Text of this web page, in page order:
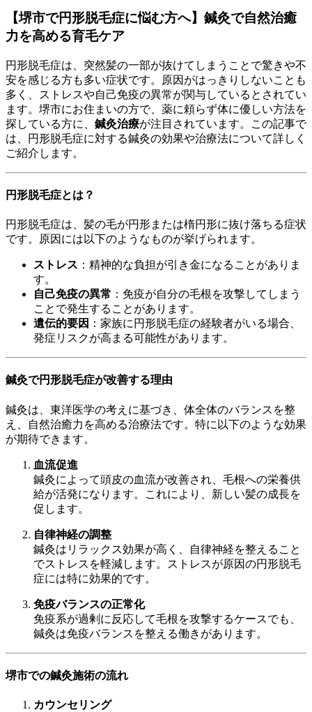
【堺市で円形脱毛症に悩む方へ】鍼灸で自然治癒
力を高める育毛ケア
円形脱毛症は、突然髪の一部が抜けてしまうことで驚きや不
安を感じる方も多い症状です。原因がはっきりしないことも
多く、ストレスや自己免疫の異常が関与しているとされてい
ます。堺市にお住まいの方で、薬に頼らず体に優しい方法を
探している方に、 鍼灸治療が注目されています。この記事で
は、円形脱毛症に対する鍼灸の効果や治療法について詳しく
ご紹介します。
円形脱毛症とは？
円形脱毛症は、髪の毛が円形または楕円形に抜け落ちる症状
です。原因には以下のようなものが挙げられます。
ストレス ：精神的な負担が引き金になることがありま
す。
自己免疫の異常 ：免疫が自分の毛根を攻撃してしまう
ことで発生することがあります。
遺伝的要因 ：家族に円形脱毛症の経験者がいる場合、
発症リスクが高まる可能性があります。
鍼灸で円形脱毛症が改善する理由
鍼灸は、東洋医学の考えに基づき、体全体のバランスを整
え、自然治癒力を高める治療法です。特に以下のような効果
が期待できます。
血流促進
鍼灸によって頭皮の血流が改善され、毛根への栄養供
給が活発になります。これにより、新しい髪の成長を
促します。
自律神経の調整
鍼灸はリラックス効果が高く、自律神経を整えること
でストレスを軽減します。ストレスが原因の円形脱毛
症には特に効果的です。
免疫バランスの正常化
免疫系が過剰に反応して毛根を攻撃するケースでも、
鍼灸は免疫バランスを整える働きがあります。
堺市での鍼灸施術の流れ
カウンセリング